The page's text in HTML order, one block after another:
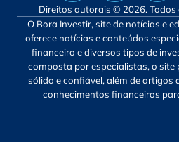
Direitos autorais © 2026. Todos
O Bora Investir, site de notícias e
oferece notícias e conteúdos
financeiro e diversos tipos de
composta por especialistas, o
sólido e confiável, além de artigos
conhecimentos financeiros